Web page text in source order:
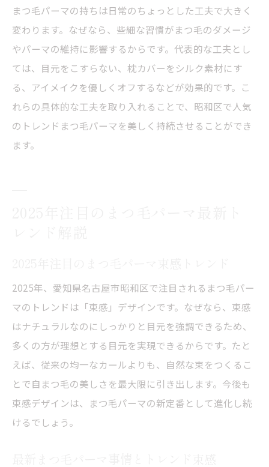
まつ毛パーマの持ちは日常のちょっとした工夫で大きく
変わります。なぜなら、些細な習慣がまつ毛のダメージ
やパーマの維持に影響するからです。代表的な工夫とし
ては、目元をこすらない、枕カバーをシルク素材にす
る、アイメイクを優しくオフするなどが効果的です。こ
れらの具体的な工夫を取り入れることで、昭和区で人気
のトレンドまつ毛パーマを美しく持続させることができ
ます。
2025年、愛知県名古屋市昭和区で注目されるまつ毛パー
マのトレンドは「束感」デザインです。なぜなら、束感
はナチュラルなのにしっかりと目元を強調できるため、
多くの方が理想とする目元を実現できるからです。たと
えば、従来の均一なカールよりも、自然な束をつくるこ
とで自まつ毛の美しさを最大限に引き出します。今後も
束感デザインは、まつ毛パーマの新定番として進化し続
けるでしょう。